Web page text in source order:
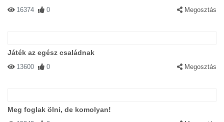
16374 0 Megosztás
Játék az egész családnak
13600 0 Megosztás
Meg foglak ölni, de komolyan!